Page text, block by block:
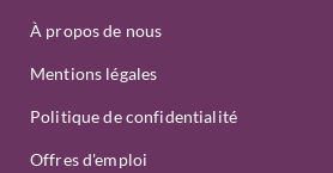
À propos de nous
Mentions légales
Politique de confidentialité
Offres d'emploi